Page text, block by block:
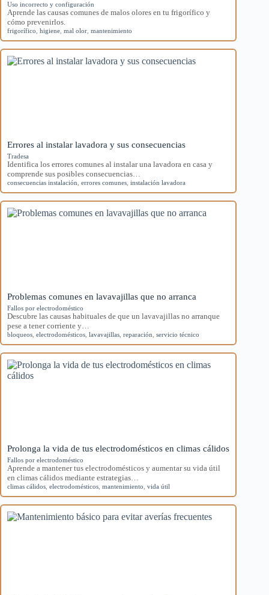
Uso incorrecto y configuración
Aprende las causas comunes de malos olores en tu frigorífico y
cómo prevenirlos.
frigorífico higiene mal olor mantenimiento
Errores al instalar lavadora y sus consecuencias
Tradesa
Identifica los errores comunes al instalar una lavadora en casa y
comprende sus posibles consecuencias…
consecuencias instalación errores comunes instalación lavadora
Problemas comunes en lavavajillas que no arranca
Fallos por electrodoméstico
Descubre las causas habituales de que un lavavajillas no arranque
pese a tener corriente y…
bloqueos electrodomésticos lavavajillas reparación servicio técnico
Prolonga la vida de tus electrodomésticos en climas cálidos
Fallos por electrodoméstico
Aprende a mantener tus electrodomésticos y aumentar su vida útil
en climas cálidos mediante estrategias…
climas cálidos electrodomésticos mantenimiento vida útil